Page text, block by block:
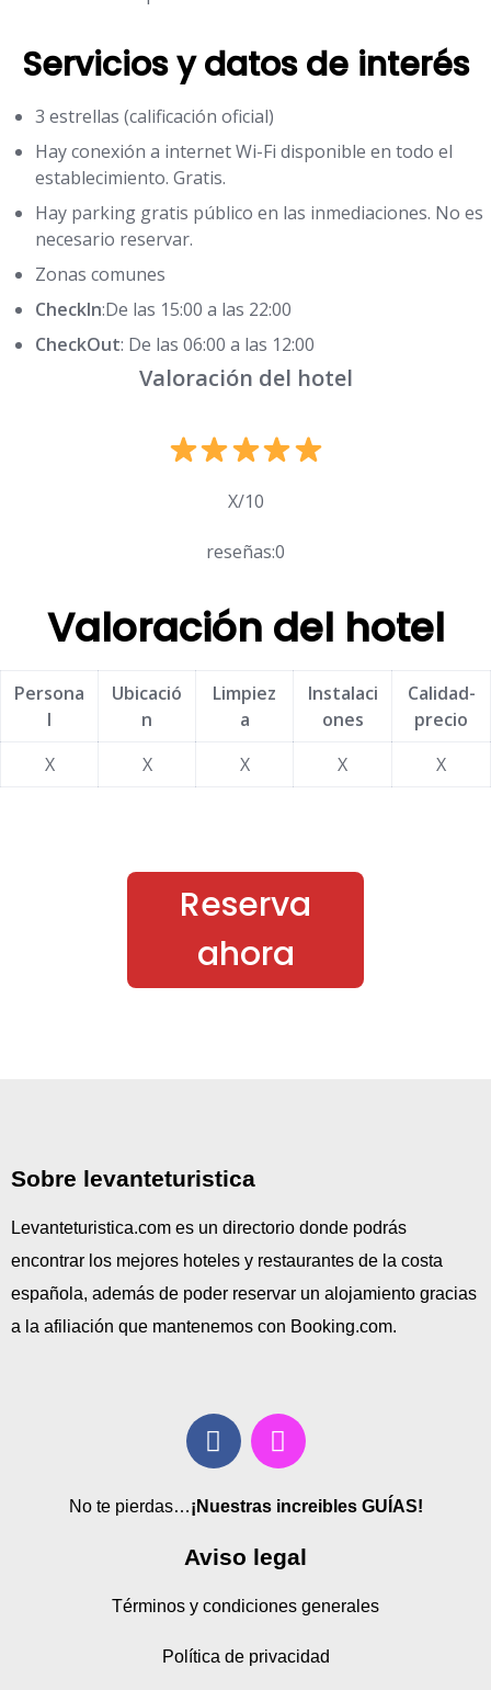
Servicios y datos de interés
3 estrellas (calificación oficial)
Hay conexión a internet Wi-Fi disponible en todo el
establecimiento. Gratis.
Hay parking gratis público en las inmediaciones. No es
necesario reservar.
Zonas comunes
CheckIn:De las 15:00 a las 22:00
CheckOut: De las 06:00 a las 12:00
Valoración del hotel
X/10
reseñas:0
Valoración del hotel
Persona
l
Ubicació
n
Limpiez
a
Instalaci
ones
Calidad-
precio
X
X X X X
Reserva
ahora
Sobre levanteturistica
Levanteturistica.com es un directorio donde podrás
encontrar los mejores hoteles y restaurantes de la costa
española, además de poder reservar un alojamiento gracias
a la afiliación que mantenemos con Booking.com.
No te pierdas…¡Nuestras increibles GUÍAS!
Aviso legal
Términos y condiciones generales
Política de privacidad